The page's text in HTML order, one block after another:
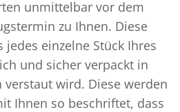
unmittelbar vor dem
zu Ihnen. Diese
jedes einzelne Stück Ihres
und sicher verpackt in
verstaut wird. Diese werden
Ihnen so beschriftet, dass